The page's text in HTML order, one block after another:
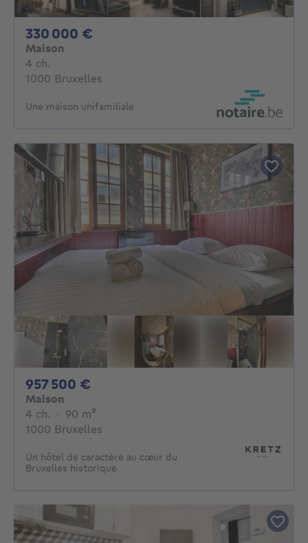
330 000 €
Maison
4 ch.
1000 Bruxelles
Une maison unifamiliale
957 500 €
Maison
4 ch. 4 chambres
· 90 m²
1000 Bruxelles
Un hôtel de caractère au cœur du
Bruxelles historique